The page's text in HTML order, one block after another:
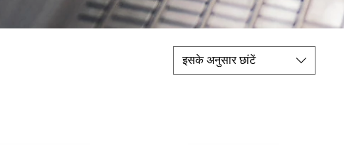
इसके अनुसार छांटें